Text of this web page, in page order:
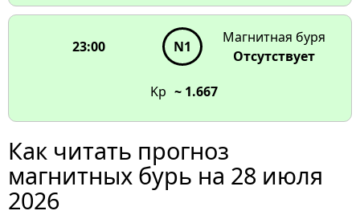
23:00 N1
Магнитная буря
Отсутствует
Kp ~ 1.667
Как читать прогноз
магнитных бурь на 28 июля
2026